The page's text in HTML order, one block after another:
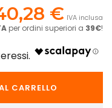
€ IVA inclusa
per ordini superiori a 39€!
CARRELLO